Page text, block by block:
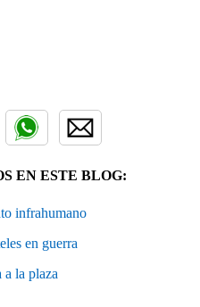
EN ESTE BLOG:
infrahumano
en guerra
a la plaza